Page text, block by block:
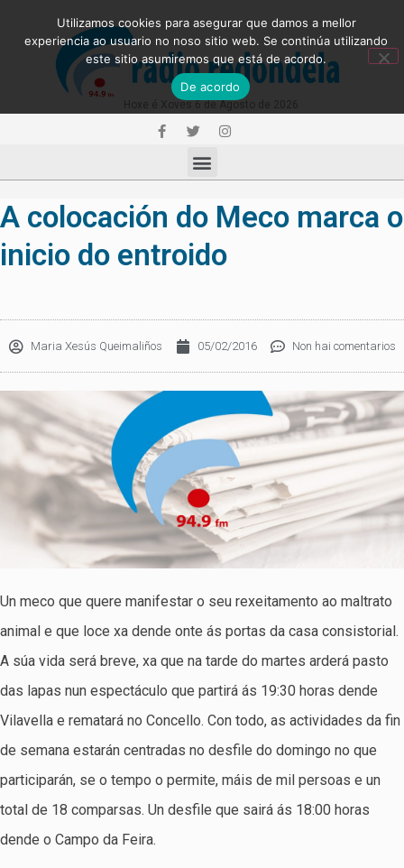
A colocación do Meco marca o
inicio do entroido
Maria Xesús Queimaliños 05/02/2016 Non hai comentarios
Un meco que quere manifestar o seu rexeitamento ao maltrato
animal e que loce xa dende onte ás portas da casa consistorial.
A súa vida será breve, xa que na tarde do martes arderá pasto
das lapas nun espectáculo que partirá ás 19:30 horas dende
Vilavella e rematará no Concello. Con todo, as actividades da fin
de semana estarán centradas no desfile do domingo no que
participarán, se o tempo o permite, máis de mil persoas e un
total de 18 comparsas. Un desfile que sairá ás 18:00 horas
dende o Campo da Feira.
Utilizamos cookies para asegurar que damos a mellor
experiencia ao usuario no noso sitio web. Se continúa utilizando
este sitio asumiremos que está de acordo.
De acordo